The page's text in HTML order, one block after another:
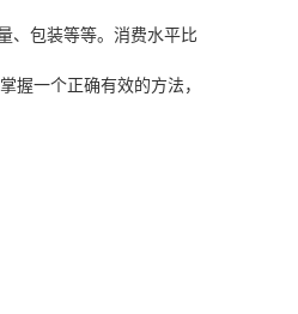
、包装等等。消费水平比
握一个正确有效的方法，